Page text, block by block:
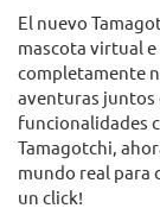
El nuevo
mascota virtual
completamente
aventuras juntos
funcionalidades
Tamagotchi,
mundo real para
un click!